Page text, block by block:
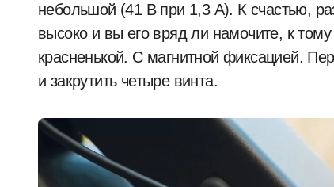
небольшой (41 В при 1,3 А). К счастью,
высоко и вы его вряд ли намочите, к
красненькой. С магнитной фиксацией.
и закрутить четыре винта.